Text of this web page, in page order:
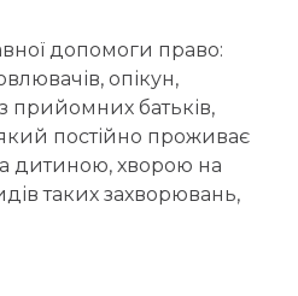
допомоги право:
опікун,
прийомних батьків,
який постійно проживає
дитиною, хворою на
таких захворювань,